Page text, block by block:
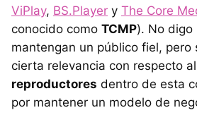
ViPlay, BS.Player y The Core
conocido como TCMP). No digo
mantengan un público fiel, pero
cierta relevancia con respecto
reproductores dentro de esta
por mantener un modelo de